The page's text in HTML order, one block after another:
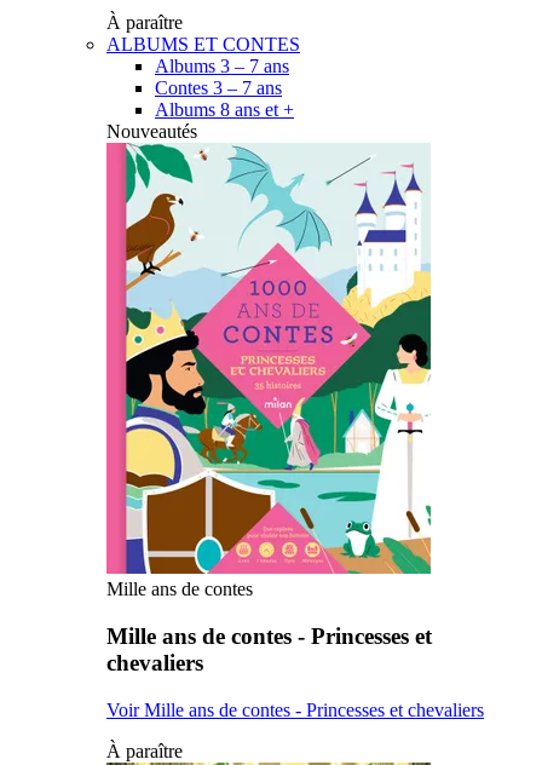
À paraître
ALBUMS ET CONTES
Albums 3 – 7 ans
Contes 3 – 7 ans
Albums 8 ans et +
Nouveautés
Mille ans de contes
Mille ans de contes - Princesses et
chevaliers
Voir Mille ans de contes - Princesses et chevaliers
À paraître